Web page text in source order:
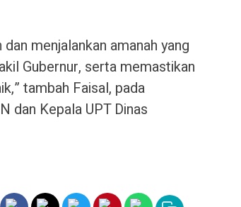
menjalankan amanah yang
Gubernur, serta memastikan
tambah Faisal, pada
dan Kepala UPT Dinas